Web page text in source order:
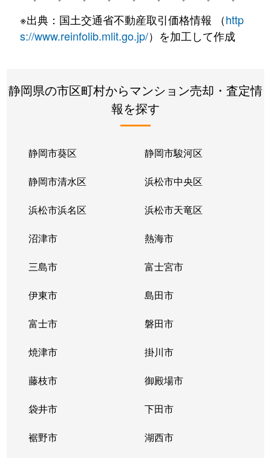
※出典：国土交通省不動産取引価格情報 （http
s://www.reinfolib.mlit.go.jp/）を加工して作成
静岡県の市区町村からマンション売却・査定情
報を探す
静岡市葵区 静岡市駿河区
静岡市清水区 浜松市中央区
浜松市浜名区 浜松市天竜区
沼津市 熱海市
三島市 富士宮市
伊東市 島田市
富士市 磐田市
焼津市 掛川市
藤枝市 御殿場市
袋井市 下田市
裾野市 湖西市